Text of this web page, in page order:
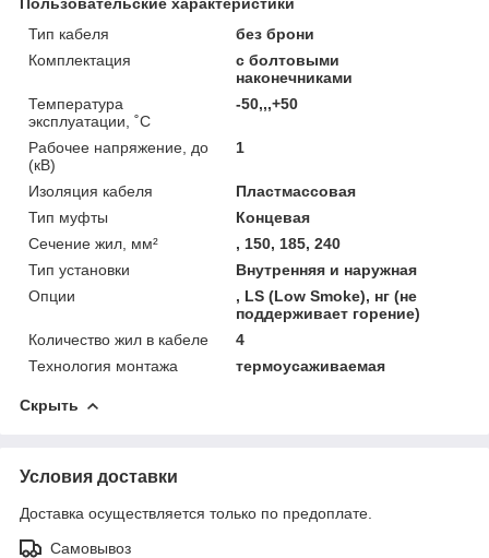
Тип кабеля
без брони
Комплектация
с болтовыми
наконечниками
Температура
эксплуатации, ˚С
-50,,,+50
Рабочее напряжение, до
(кВ)
1
Изоляция кабеля
Пластмассовая
Тип муфты
Концевая
Сечение жил, мм²
, 150, 185, 240
Тип установки
Внутренняя и наружная
Опции
, LS (Low Smoke), нг (не
поддерживает горение)
Количество жил в кабеле
4
Технология монтажа
термоусаживаемая
Скрыть
Условия доставки
Доставка осуществляется только по предоплате.
Самовывоз